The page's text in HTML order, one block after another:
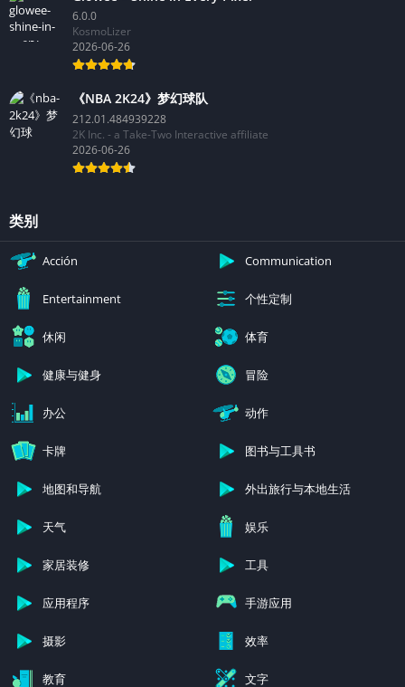
6.0.0
KosmoLizer
2026-06-26
《NBA 2K24》梦幻球队
212.01.484939228
2K Inc. - a Take-Two Interactive affiliate
2026-06-26
类别
Acción Communication
Entertainment 个性定制
休闲 体育
健康与健身 冒险
办公 动作
卡牌 图书与工具书
地图和导航 外出旅行与本地生活
天气 娱乐
家居装修 工具
应用程序 手游应用
摄影 效率
教育 文字